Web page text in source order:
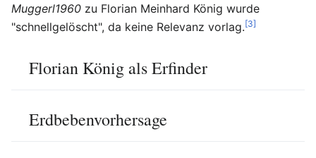
Muggerl1960 zu Florian Meinhard König wurde
"schnellgelöscht", da keine Relevanz vorlag.[3]
Florian König als Erfinder
Erdbebenvorhersage